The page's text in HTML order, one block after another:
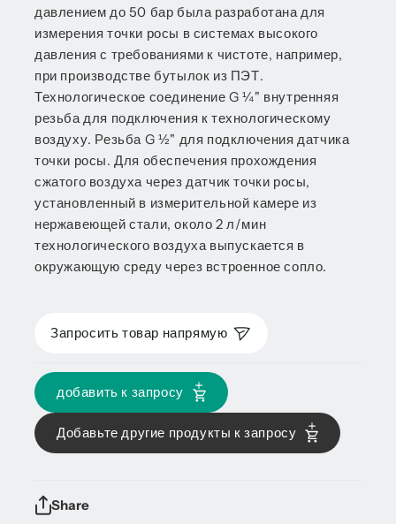
давлением до 50 бар была разработана для
измерения точки росы в системах высокого
давления с требованиями к чистоте, например,
при производстве бутылок из ПЭТ.
Технологическое соединение G ¼" внутренняя
резьба для подключения к технологическому
воздуху. Резьба G ½" для подключения датчика
точки росы. Для обеспечения прохождения
сжатого воздуха через датчик точки росы,
установленный в измерительной камере из
нержавеющей стали, около 2 л/мин
технологического воздуха выпускается в
окружающую среду через встроенное сопло.
Запросить товар напрямую
добавить к запросу
Добавьте другие продукты к запросу
Share